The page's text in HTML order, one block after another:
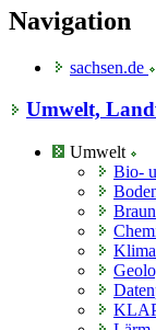
Navigation
sachsen.de
Umwelt,
Umwelt
Bio-
Klima